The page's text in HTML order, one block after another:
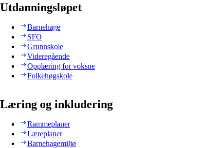
Utdanningsløpet
Barnehage
SFO
Grunnskole
Videregående
Opplæring for voksne
Folkehøgskole
Læring og inkludering
Rammeplaner
Læreplaner
Barnehagemiljø